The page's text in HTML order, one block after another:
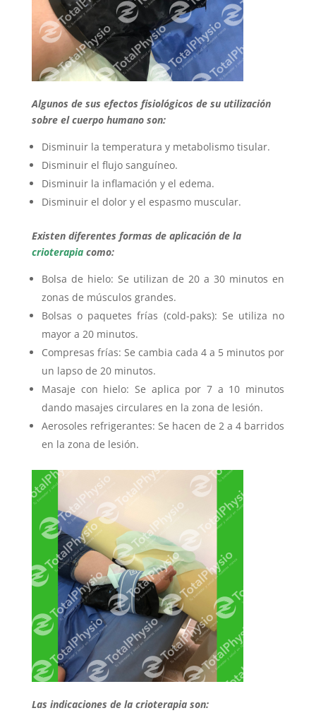
Algunos de sus efectos fisiológicos de su utilización
sobre el cuerpo humano son:
Disminuir la temperatura y metabolismo tisular.
Disminuir el flujo sanguíneo.
Disminuir la inflamación y el edema.
Disminuir el dolor y el espasmo muscular.
Existen diferentes formas de aplicación de la
crioterapiacomo:
Bolsa de hielo: Se utilizan de 20 a 30 minutos en
zonas de músculos grandes.
Bolsas o paquetes frías (cold-paks): Se utiliza no
mayor a 20 minutos.
Compresas frías: Se cambia cada 4 a 5 minutos por
un lapso de 20 minutos.
Masaje con hielo: Se aplica por 7 a 10 minutos
dando masajes circulares en la zona de lesión.
Aerosoles refrigerantes: Se hacen de 2 a 4 barridos
en la zona de lesión.
Las indicaciones de la crioterapia son: